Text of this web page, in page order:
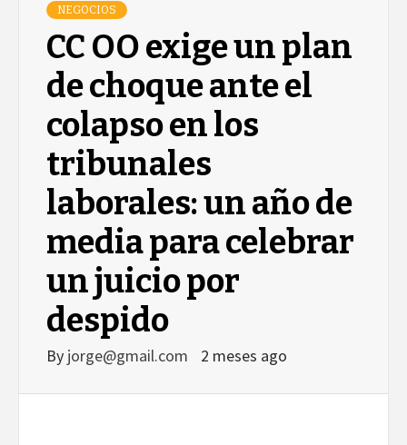
NEGOCIOS
CC OO exige un plan
de choque ante el
colapso en los
tribunales
laborales: un año de
media para celebrar
un juicio por
despido
By jorge@gmail.com 2 meses ago